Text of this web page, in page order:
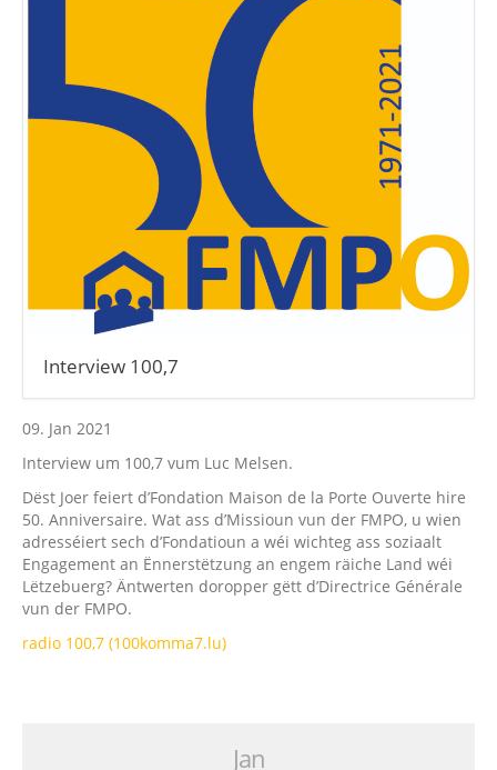
Interview 100,7
09. Jan 2021
Interview um 100,7 vum Luc Melsen.
Dëst Joer feiert d’Fondation Maison de la Porte Ouverte hire
50. Anniversaire. Wat ass d’Missioun vun der FMPO, u wien
adresséiert sech d’Fondatioun a wéi wichteg ass soziaalt
Engagement an Ënnerstëtzung an engem räiche Land wéi
Lëtzebuerg? Äntwerten doropper gëtt d’Directrice Générale
vun der FMPO.
radio 100,7 (100komma7.lu)
Jan